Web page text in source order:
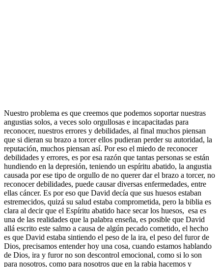
Nuestro problema es que creemos que podemos soportar nuestras
angustias solos, a veces solo orgullosas e incapacitadas para
reconocer, nuestros errores y debilidades, al final muchos piensan
que si dieran su brazo a torcer ellos pudieran perder su autoridad, la
reputación, muchos piensan así. Por eso el miedo de reconocer
debilidades y errores, es por esa razón que tantas personas se están
hundiendo en la depresión, teniendo un espíritu abatido, la angustia
causada por ese tipo de orgullo de no querer dar el brazo a torcer, no
reconocer debilidades, puede causar diversas enfermedades, entre
ellas cáncer. Es por eso que David decía que sus huesos estaban
estremecidos, quizá su salud estaba comprometida, pero la biblia es
clara al decir que el Espíritu abatido hace secar los huesos, esa es
una de las realidades que la palabra enseña, es posible que David
allá escrito este salmo a causa de algún pecado cometido, el hecho
es que David estaba sintiendo el peso de la ira, el peso del furor de
Dios, precisamos entender hoy una cosa, cuando estamos hablando
de Dios, ira y furor no son descontrol emocional, como si lo son
para nosotros, como para nosotros que en la rabia hacemos y